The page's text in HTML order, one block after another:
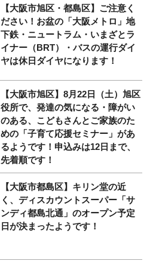
【大阪市旭区・都島区】ご注意く
ださい！お盆の「大阪メトロ」地
下鉄・ニュートラム・いまざとラ
イナー（BRT）・バスの運行ダイ
ヤは休日ダイヤになります！
【大阪市旭区】8月22日（土）旭区
役所で、発達の気になる・障がい
のある、こどもさんとご家族のた
めの「子育て応援セミナー」があ
るようです！申込みは12日まで、
先着順です！
【大阪市都島区】キリン堂の近
く、ディスカウントスーパー「サ
ンディ都島北通」のオープン予定
日が決まったようです！